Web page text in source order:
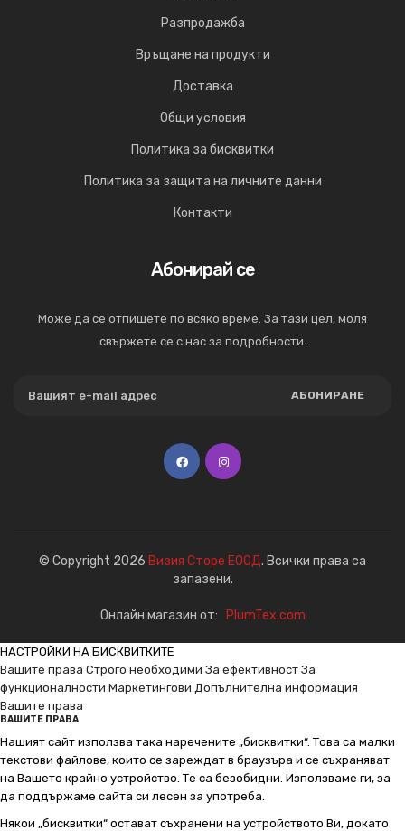
Разпродажба
Връщане на продукти
Доставка
Общи условия
Политика за бисквитки
Политика за защита на личните данни
Контакти
Абонирай се
Може да се отпишете по всяко време. За тази цел, моля
свържете се с нас за подробности.
АБОНИРАНЕ
© Copyright 2026 Визия Сторе ЕООД. Всички права са
запазени.
Онлайн магазин от: PlumTex.com
НАСТРОЙКИ НА БИСКВИТКИТЕ
Вашите права Строго необходими За ефективност За
функционалности Маркетингови Допълнителна информация
Вашите права
ВАШИТЕ ПРАВА
Нашият сайт използва така наречените „бисквитки“. Това са малки
текстови файлове, които се зареждат в браузъра и се съхраняват
на Вашето крайно устройство. Те са безобидни. Използваме ги, за
да поддържаме сайта си лесен за употреба.
Някои „бисквитки“ остават съхранени на устройството Ви, докато